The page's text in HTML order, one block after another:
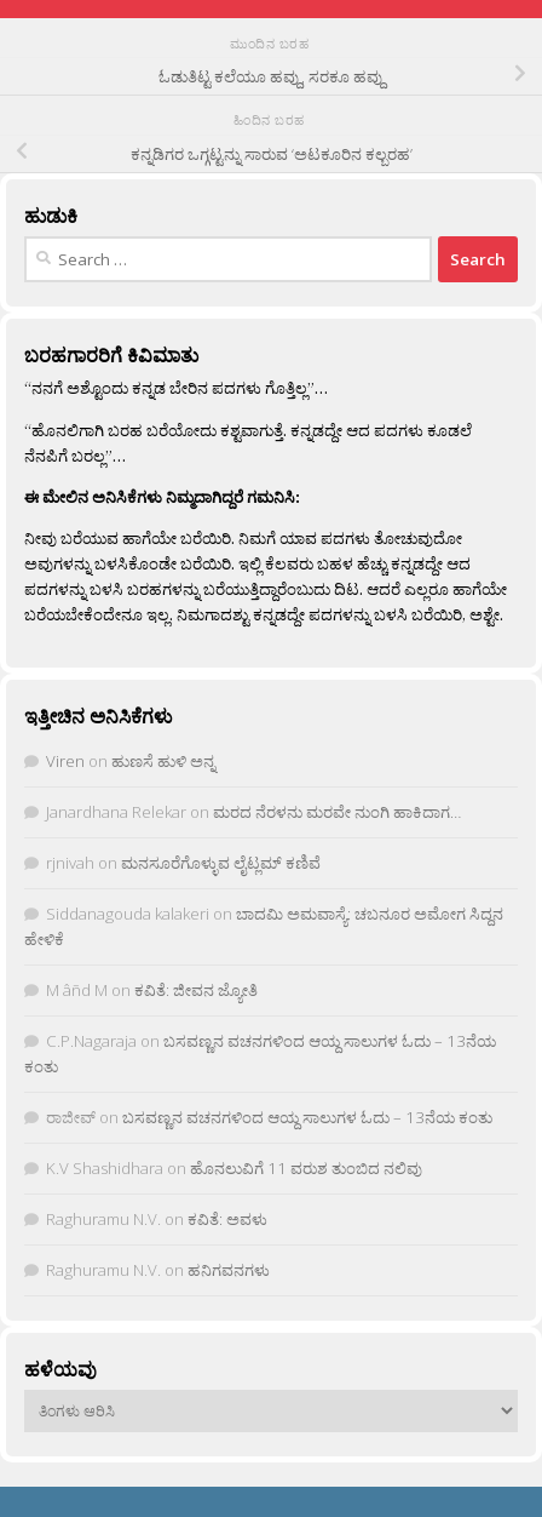
ಮುಂದಿನ ಬರಹ
ಓಡುತಿಟ್ಟ ಕಲೆಯೂ ಹವ್ದು, ಸರಕೂ ಹವ್ದು
ಹಿಂದಿನ ಬರಹ
ಕನ್ನಡಿಗರ ಒಗ್ಗಟ್ಟನ್ನು ಸಾರುವ ‘ಅಟಕೂರಿನ ಕಲ್ಬರಹ’
ಹುಡುಕಿ
Search
ಬರಹಗಾರರಿಗೆ ಕಿವಿಮಾತು
“ನನಗೆ ಅಶ್ಟೊಂದು ಕನ್ನಡ ಬೇರಿನ ಪದಗಳು ಗೊತ್ತಿಲ್ಲ”…
“ಹೊನಲಿಗಾಗಿ ಬರಹ ಬರೆಯೋದು ಕಶ್ಟವಾಗುತ್ತೆ. ಕನ್ನಡದ್ದೇ ಆದ ಪದಗಳು ಕೂಡಲೆ
ನೆನಪಿಗೆ ಬರಲ್ಲ”…
ಈ ಮೇಲಿನ ಅನಿಸಿಕೆಗಳು ನಿಮ್ಮದಾಗಿದ್ದರೆ ಗಮನಿಸಿ:
ನೀವು ಬರೆಯುವ ಹಾಗೆಯೇ ಬರೆಯಿರಿ. ನಿಮಗೆ ಯಾವ ಪದಗಳು ತೋಚುವುದೋ
ಅವುಗಳನ್ನು ಬಳಸಿಕೊಂಡೇ ಬರೆಯಿರಿ. ಇಲ್ಲಿ ಕೆಲವರು ಬಹಳ ಹೆಚ್ಚು ಕನ್ನಡದ್ದೇ ಆದ
ಪದಗಳನ್ನು ಬಳಸಿ ಬರಹಗಳನ್ನು ಬರೆಯುತ್ತಿದ್ದಾರೆಂಬುದು ದಿಟ. ಆದರೆ ಎಲ್ಲರೂ ಹಾಗೆಯೇ
ಬರೆಯಬೇಕೆಂದೇನೂ ಇಲ್ಲ. ನಿಮಗಾದಶ್ಟು ಕನ್ನಡದ್ದೇ ಪದಗಳನ್ನು ಬಳಸಿ ಬರೆಯಿರಿ, ಅಶ್ಟೇ.
ಇತ್ತೀಚಿನ ಅನಿಸಿಕೆಗಳು
Viren on ಹುಣಸೆ ಹುಳಿ ಅನ್ನ
Janardhana Relekar on ಮರದ ನೆರಳನು ಮರವೇ ನುಂಗಿ ಹಾಕಿದಾಗ…
rjnivah on ಮನಸೂರೆಗೊಳ್ಳುವ ಲೈಟ್ಲಮ್ ಕಣಿವೆ
Siddanagouda kalakeri on ಬಾದಮಿ ಅಮವಾಸ್ಯೆ: ಚಬನೂರ ಅಮೋಗ ಸಿದ್ದನ
ಹೇಳಿಕೆ
M âñd M on ಕವಿತೆ: ಜೀವನ ಜ್ಯೋತಿ
C.P.Nagaraja on ಬಸವಣ್ಣನ ವಚನಗಳಿಂದ ಆಯ್ದ ಸಾಲುಗಳ ಓದು – 13ನೆಯ
ಕಂತು
ರಾಜೀವ್ on ಬಸವಣ್ಣನ ವಚನಗಳಿಂದ ಆಯ್ದ ಸಾಲುಗಳ ಓದು – 13ನೆಯ ಕಂತು
K.V Shashidhara on ಹೊನಲುವಿಗೆ 11 ವರುಶ ತುಂಬಿದ ನಲಿವು
Raghuramu N.V. on ಕವಿತೆ: ಅವಳು
Raghuramu N.V. on ಹನಿಗವನಗಳು
ಹಳೆಯವು
ಹಳೆಯವು